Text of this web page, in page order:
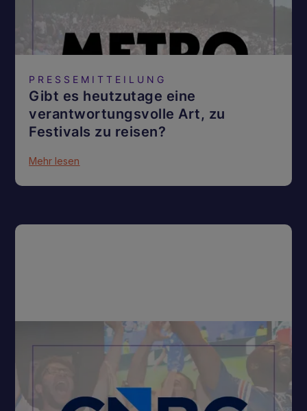
PRESSEMITTEILUNG
Gibt es heutzutage eine
verantwortungsvolle Art, zu
Festivals zu reisen?
Mehr lesen